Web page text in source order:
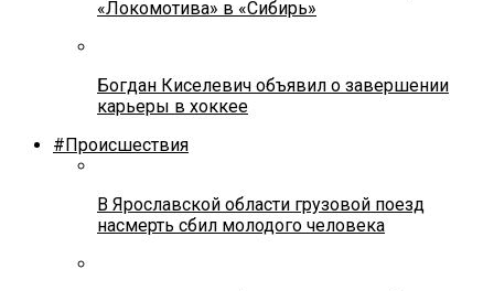
«Локомотива» в «Сибирь»
Богдан Киселевич объявил о завершении
карьеры в хоккее
#Происшествия
В Ярославской области грузовой поезд
насмерть сбил молодого человека